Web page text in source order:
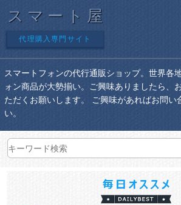
スマート屋
代理購入専門サイト
スマートフォンの代行通販ショップ。世界各
ォン商品が大勢揃い。ご興味ありましたら、
ただくお願いします。 ご興味があればお問い
い。